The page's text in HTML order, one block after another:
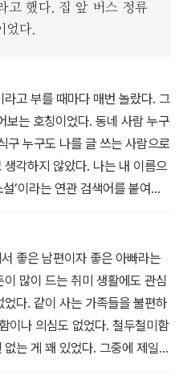
단 후부터 계속해서 나를 조급하
의 숨겨져 있는 비밀이 담긴 소
고 했다. 집 앞 버스 정류
었다.
라고 부를 때마다 매번 놀랐다. 그
보는 호칭이었다. 동네 사람 누구
구 누구도 나를 글 쓰는 사람으로
각하지 않았다. 나는 내 이름으
’이라는 연관 검색어를 붙여도
다. 아무런 작가 단체에도 가입
저런 문예지에 투고해도 한 번
받지 못하는 등단 작가라는 저
울분에, 장편소설만 당선되면
라는 희망 고문에.
좋은 남편이자 좋은 아빠라는
많이 드는 취미 생활에도 관심
다. 같이 사는 가족들을 불편하
이나 의심도 없었다. 철두철미함
는 게 꽤 있었다. 그중에 제일